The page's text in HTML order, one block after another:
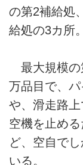
の第2補給処
給処の3カ所。
最大規模の
万品目で、
や、滑走路
空機を止め
ど、空自で
いる。